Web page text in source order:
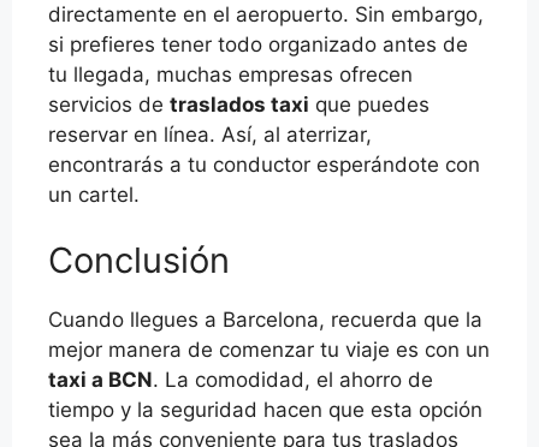
directamente en el aeropuerto. Sin embargo,
si prefieres tener todo organizado antes de
tu llegada, muchas empresas ofrecen
servicios de traslados taxi que puedes
reservar en línea. Así, al aterrizar,
encontrarás a tu conductor esperándote con
un cartel.
Conclusión
Cuando llegues a Barcelona, recuerda que la
mejor manera de comenzar tu viaje es con un
taxi a BCN. La comodidad, el ahorro de
tiempo y la seguridad hacen que esta opción
sea la más conveniente para tus traslados